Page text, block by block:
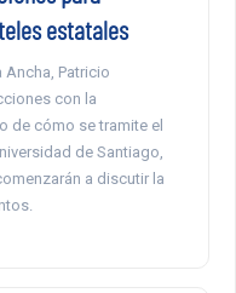
estatales
Ancha, Patricio
con la
de cómo se tramite el
de Santiago,
a discutir la